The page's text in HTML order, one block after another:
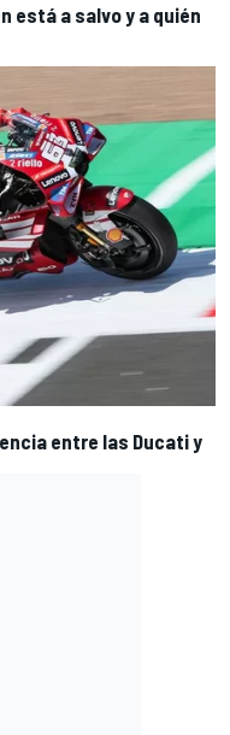
está a salvo y a quién
entre las Ducati y